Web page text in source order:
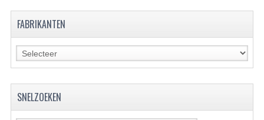
KETTING EN TANDWIELEN
KOEL SYSTEEM
REM SYSTEEM
FABRIKANTEN
SNELZOEKEN